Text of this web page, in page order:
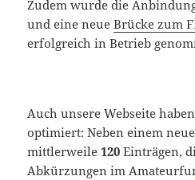
Zudem wurde die
und eine neueBrücke zum
erfolgreich in Betrieb
Auch unsere Webseite
optimiert: Neben einem
mittlerweile120 Einträgen,
Abkürzungen im